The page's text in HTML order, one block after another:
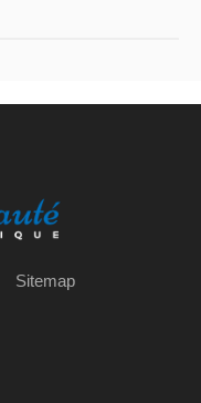
Sitemap